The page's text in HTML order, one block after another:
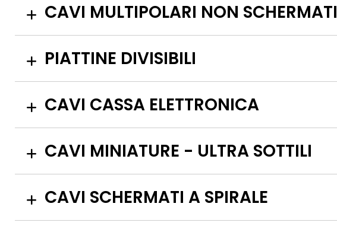
CAVI MULTIPOLARI NON SCHERMATI
PIATTINE DIVISIBILI
CAVI CASSA ELETTRONICA
CAVI MINIATURE - ULTRA SOTTILI
CAVI SCHERMATI A SPIRALE